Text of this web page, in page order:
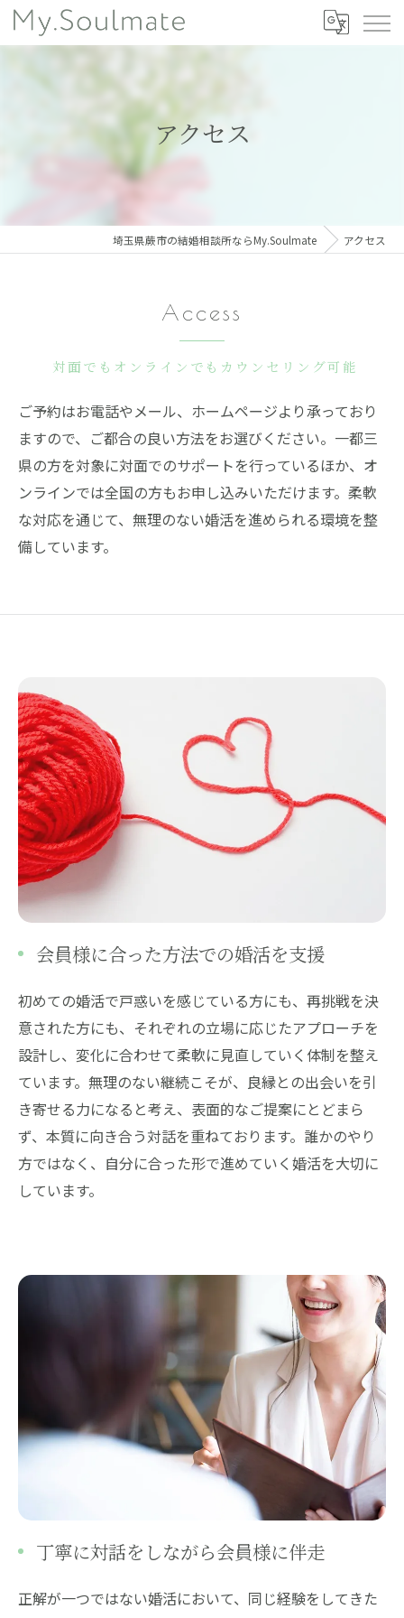
アクセス
埼玉県蕨市の結婚相談所ならMy.Soulmate アクセス
対面でもオンラインでもカウンセリング可能
Access
ご予約はお電話やメール、ホームページより承っており
ますので、ご都合の良い方法をお選びください。一都三
県の方を対象に対面でのサポートを行っているほか、オ
ンラインでは全国の方もお申し込みいただけます。柔軟
な対応を通じて、無理のない婚活を進められる環境を整
備しています。
会員様に合った方法での婚活を支援
初めての婚活で戸惑いを感じている方にも、再挑戦を決
意された方にも、それぞれの立場に応じたアプローチを
設計し、変化に合わせて柔軟に見直していく体制を整え
ています。無理のない継続こそが、良縁との出会いを引
き寄せる力になると考え、表面的なご提案にとどまら
ず、本質に向き合う対話を重ねております。誰かのやり
方ではなく、自分に合った形で進めていく婚活を大切に
しています。
丁寧に対話をしながら会員様に伴走
正解が一つではない婚活において、同じ経験をしてきた